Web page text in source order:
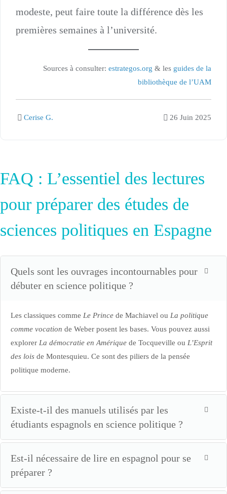
modeste, peut faire toute la différence dès les
premières semaines à l’université.
Sources à consulter: estrategos.org & les guides de la
bibliothèque de l’UAM
Cerise G. 26 Juin 2025
FAQ : L’essentiel des lectures
pour préparer des études de
sciences politiques en Espagne
Quels sont les ouvrages incontournables pour
débuter en science politique ?
Les classiques comme Le Prince de Machiavel ou La politique
comme vocation de Weber posent les bases. Vous pouvez aussi
explorer La démocratie en Amérique de Tocqueville ou L’Esprit
des lois de Montesquieu. Ce sont des piliers de la pensée
politique moderne.
Existe-t-il des manuels utilisés par les
étudiants espagnols en science politique ?
Est-il nécessaire de lire en espagnol pour se
préparer ?